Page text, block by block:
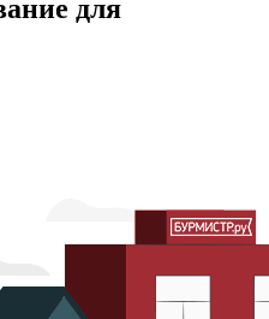
для